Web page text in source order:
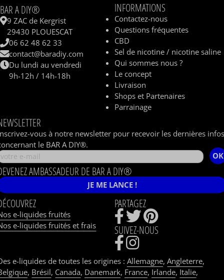
BAR A DIY®
9 ZAC de Kergrist
29430 PLOUESCAT
06 62 48 62 33
contact@baradiy.com
Du lundi au vendredi
9h-12h / 14h-18h
INFORMATIONS
Contactez-nous
Questions fréquentes
CBD
Sel de nicotine / nicotine saline
Qui sommes nous ?
Le concept
Livraison
Shops et Partenaires
Parrainage
vous à notre newsletter pour recevoir les dernières
le BAR A DIY®.
OK
AMBASSADEUR DE BAR A DIY®
JE ME LANCE !
e-liquides fruités
e-liquides fruités et frais
PARTAGEZ
SUIVEZ-NOUS
e-liquides de toutes les origines :Allemagne,Angleterre,
, Brésil, Canada, Danemark, France, Irlande, Italie,